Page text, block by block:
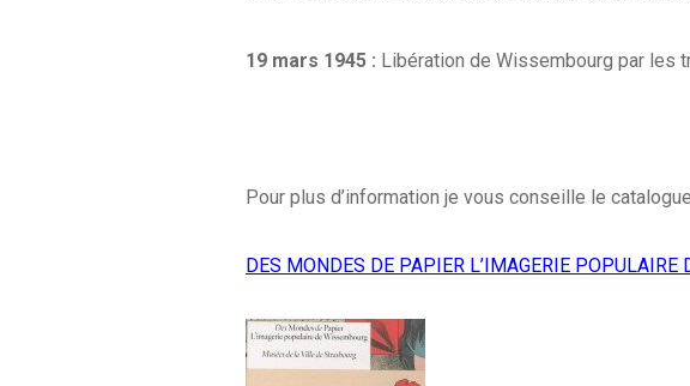
19 mars 1945 : Libération de Wissembourg par les
Pour plus d’information je vous conseille le
DES MONDES DE PAPIER L’IMAGERIE POPULAIRE